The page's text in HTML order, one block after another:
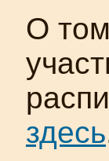
О
здесь